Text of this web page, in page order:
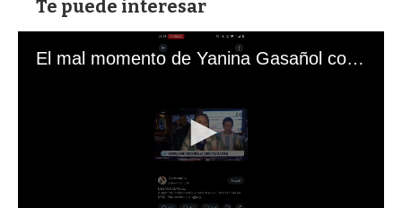
Te puede interesar
El mal momento de Yanina Gasañol con un hincha argentino en "Subrayado"